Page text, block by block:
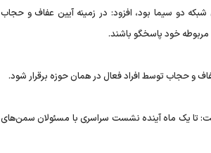
دو سیما بود، افزود: در زمینه آیین عفاف و حجاب
خود پاسخگو باشند.
و حجاب توسط افراد فعال در همان حوزه برقرار شود.
تا یک ماه آینده نشست سراسری با مسئولان سمن‌های